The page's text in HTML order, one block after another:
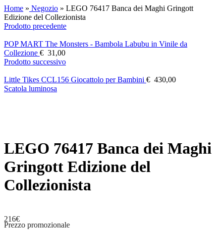
Home » Negozio » LEGO 76417 Banca dei Maghi Gringott
Edizione del Collezionista
Prodotto precedente
POP MART The Monsters - Bambola Labubu in Vinile da
Collezione € 31,00
Prodotto successivo
Little Tikes CCL156 Giocattolo per Bambini € 430,00
Scatola luminosa
LEGO 76417 Banca dei Maghi
Gringott Edizione del
Collezionista
216€
Prezzo promozionale